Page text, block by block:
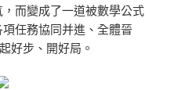
而變成了一道被數學公式
任務協同并進、全體晉
好步、開好局。